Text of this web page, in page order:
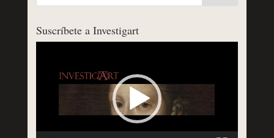
Suscríbete a Investigart